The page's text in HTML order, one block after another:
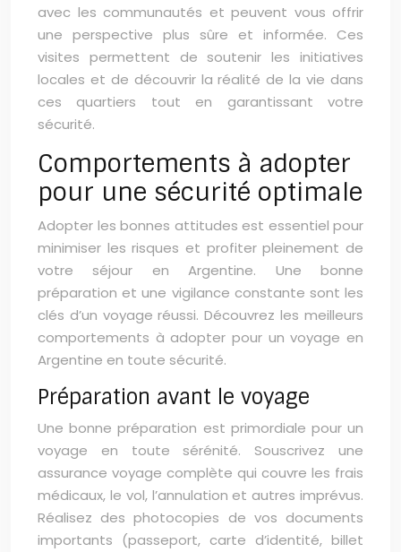
avec les communautés et peuvent vous offrir
une perspective plus sûre et informée. Ces
visites permettent de soutenir les initiatives
locales et de découvrir la réalité de la vie dans
ces quartiers tout en garantissant votre
sécurité.
Comportements à adopter
pour une sécurité optimale
Adopter les bonnes attitudes est essentiel pour
minimiser les risques et profiter pleinement de
votre séjour en Argentine. Une bonne
préparation et une vigilance constante sont les
clés d’un voyage réussi. Découvrez les meilleurs
comportements à adopter pour un voyage en
Argentine en toute sécurité.
Préparation avant le voyage
Une bonne préparation est primordiale pour un
voyage en toute sérénité. Souscrivez une
assurance voyage complète qui couvre les frais
médicaux, le vol, l’annulation et autres imprévus.
Réalisez des photocopies de vos documents
importants (passeport, carte d’identité, billet